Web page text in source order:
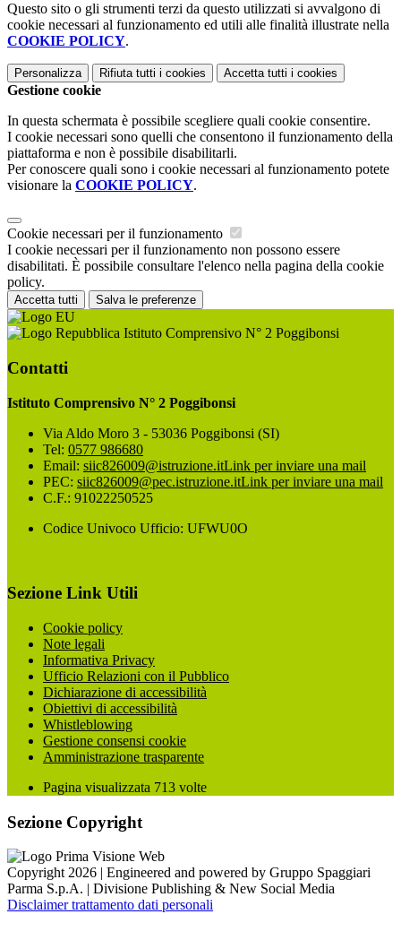
Questo sito o gli strumenti terzi da questo utilizzati si avvalgono di
cookie necessari al funzionamento ed utili alle finalità illustrate nella
COOKIE POLICY.
Personalizza Rifiuta tutti i cookies Accetta tutti i cookies
Gestione cookie
In questa schermata è possibile scegliere quali cookie consentire.
I cookie necessari sono quelli che consentono il funzionamento della
piattaforma e non è possibile disabilitarli.
Per conoscere quali sono i cookie necessari al funzionamento potete
visionare la COOKIE POLICY.
Cookie necessari per il funzionamento
I cookie necessari per il funzionamento non possono essere
disabilitati. È possibile consultare l'elenco nella pagina della cookie
policy.
Accetta tutti Salva le preferenze
Istituto Comprensivo N° 2 Poggibonsi
Contatti
Istituto Comprensivo N° 2 Poggibonsi
Via Aldo Moro 3 - 53036 Poggibonsi (SI)
Tel: 0577 986680
Email: siic826009@istruzione.itLink per inviare una mail
PEC: siic826009@pec.istruzione.itLink per inviare una mail
C.F.: 91022250525
Codice Univoco Ufficio: UFWU0O
Sezione Link Utili
Cookie policy
Note legali
Informativa Privacy
Ufficio Relazioni con il Pubblico
Dichiarazione di accessibilità
Obiettivi di accessibilità
Whistleblowing
Gestione consensi cookie
Amministrazione trasparente
Pagina visualizzata 713 volte
Sezione Copyright
Copyright 2026 | Engineered and powered by Gruppo Spaggiari
Parma S.p.A. | Divisione Publishing & New Social Media
Disclaimer trattamento dati personali